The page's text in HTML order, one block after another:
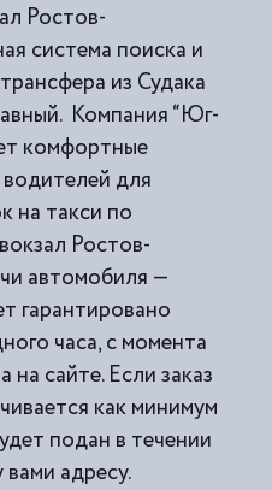
Ростов-
система поиска и
из Судака
Компания “Юг-
комфортные
для
на такси по
Ростов-
автомобиля —
гарантировано
часа, с момента
на сайте. Если заказ
как минимум
подан в течении
адресу.